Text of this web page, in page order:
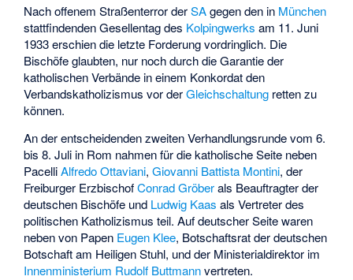
Nach offenem Straßenterror derSAgegen den in München
stattfindenden Gesellentag des Kolpingwerks am 11. Juni
1933 erschien die letzte Forderung vordringlich. Die
Bischöfe glaubten, nur noch durch die Garantie der
katholischen Verbände in einem Konkordat den
Verbandskatholizismus vor derGleichschaltung retten zu
können.
An der entscheidenden zweiten Verhandlungsrunde vom 6.
bis 8. Juli in Rom nahmen für die katholische Seite neben
PacelliAlfredo Ottaviani,Giovanni Battista Montini, der
Freiburger ErzbischofConrad Gröberals Beauftragter der
deutschen Bischöfe und Ludwig Kaas als Vertreter des
politischen Katholizismus teil. Auf deutscher Seite waren
neben von Papen Eugen Klee, Botschaftsrat der deutschen
Botschaft am Heiligen Stuhl, und der Ministerialdirektor im
Innenministerium Rudolf Buttmannvertreten.